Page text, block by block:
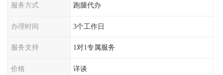
服务方式 跑腿代办
办理时间 3个工作日
服务支持 1对1专属服务
价格 详谈